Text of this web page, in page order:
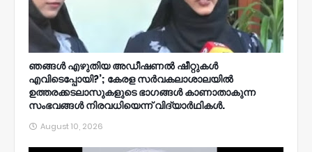
ഞങ്ങള്‍ എഴുതിയ അഡീഷണല്‍ ഷീറ്റുകള്‍
എവിടെപ്പോയി?’; കേരള സര്‍വകലാശാലയില്‍
ഉത്തരക്കടലാസുകളുടെ ഭാഗങ്ങള്‍ കാണാതാകുന്ന
സംഭവങ്ങള്‍ നിരവധിയെന്ന് വിദ്യാര്‍ഥികള്‍.
August 10, 2026